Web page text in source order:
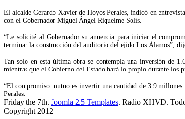
El alcalde Gerardo Xavier de Hoyos Perales, indicó en
con el Gobernador Miguel Ángel Riquelme Solís.
“Le solicité al Gobernador su anuencia para iniciar el
terminar la construcción del auditorio del ejido Los Álamos”,
Tan solo en esta última obra se contempla una inversión de
mientras que el Gobierno del Estado hará lo propio durante los
“El compromiso mutuo es invertir una cantidad de 3.9 millones
Perales.
Friday the 7th. Joomla 2.5 Templates. Radio XHVD.
Copyright 2012